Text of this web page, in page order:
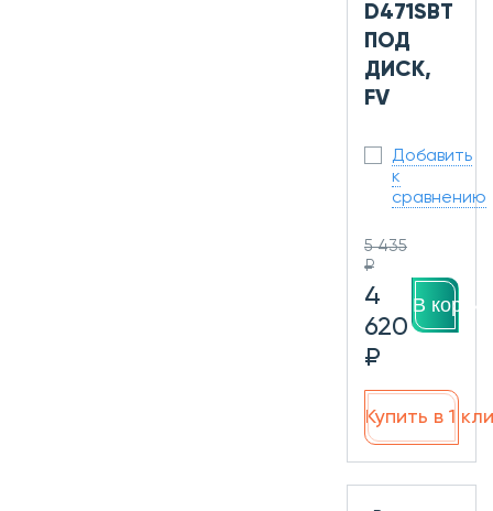
D471SBT
ПОД
ДИСК,
FV
Добавить
к
сравнению
5 435
₽
4
620
₽
В
Купить в 1